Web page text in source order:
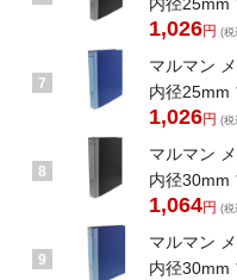
内径25mm
1,026円 (税
7
マルマン
内径25mm
1,026円 (税
8
マルマン
内径30mm
1,064円 (税
9
マルマン
内径30mm